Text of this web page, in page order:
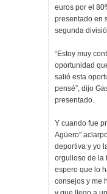
euros por el
presentado en
segunda
“Estoy muy
oportunidad
salió esta
pensé”, dijo
presentado.
Y cuando fue
Agüero"
deportiva y yo
orgulloso de la
espero que lo
consejos y me